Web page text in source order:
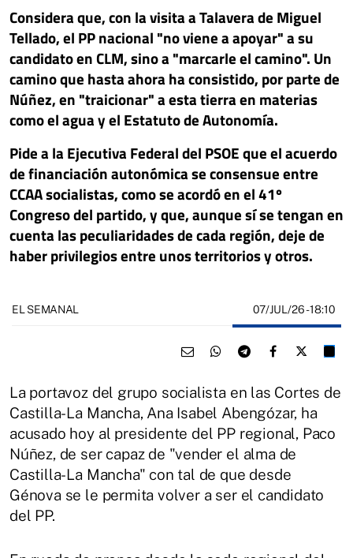
Considera que, con la visita a Talavera de Miguel
Tellado, el PP nacional "no viene a apoyar" a su
candidato en CLM, sino a "marcarle el camino". Un
camino que hasta ahora ha consistido, por parte de
Núñez, en "traicionar" a esta tierra en materias
como el agua y el Estatuto de Autonomía.
Pide a la Ejecutiva Federal del PSOE que el acuerdo
de financiación autonómica se consensue entre
CCAA socialistas, como se acordó en el 41º
Congreso del partido, y que, aunque sí se tengan en
cuenta las peculiaridades de cada región, deje de
haber privilegios entre unos territorios y otros.
EL SEMANAL 07/JUL/26- 18:10
La portavoz del grupo socialista en las Cortes de
Castilla-La Mancha, Ana Isabel Abengózar, ha
acusado hoy al presidente del PP regional, Paco
Núñez, de ser capaz de "vender el alma de
Castilla-La Mancha" con tal de que desde
Génova se le permita volver a ser el candidato
del PP.